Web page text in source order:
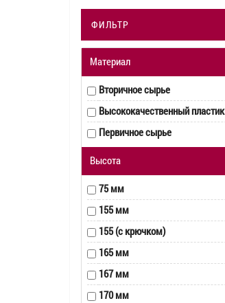
ФИЛЬТР
Материал
Вторичное сырье
Высококачественный пластик
Первичное сырье
Высота
75 мм
155 мм
155 (с крючком)
165 мм
167 мм
170 мм